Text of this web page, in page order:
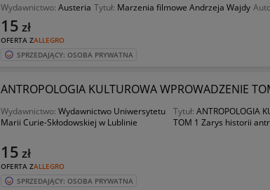
Wydawnictwo: Austeria Tytuł: Marzenia filmowe Andrzeja Wajdy
OFERTA ZALLEGRO
15 zł
SPRZEDAJĄCY: OSOBA PRYWATNA
ANTROPOLOGIA KULTUROWA WPROWADZENIE
Wydawnictwo: Wydawnictwo Uniwersytetu
Marii Curie-Skłodowskiej w Lublinie
Tytuł:ANTROPOLOGIA
TOM 1 Zarys historii
OFERTA ZALLEGRO
15 zł
SPRZEDAJĄCY: OSOBA PRYWATNA